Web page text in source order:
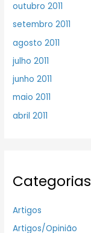
outubro 2011
setembro 2011
agosto 2011
julho 2011
junho 2011
maio 2011
abril 2011
Categorias
Artigos
Artigos/Opinião